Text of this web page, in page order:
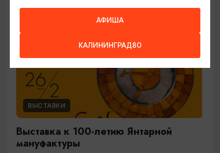
ВЫСТАВКИ
Выставка к 100-летию Янтарной
мануфактуры
АФИША
КАЛИНИНГРАД80